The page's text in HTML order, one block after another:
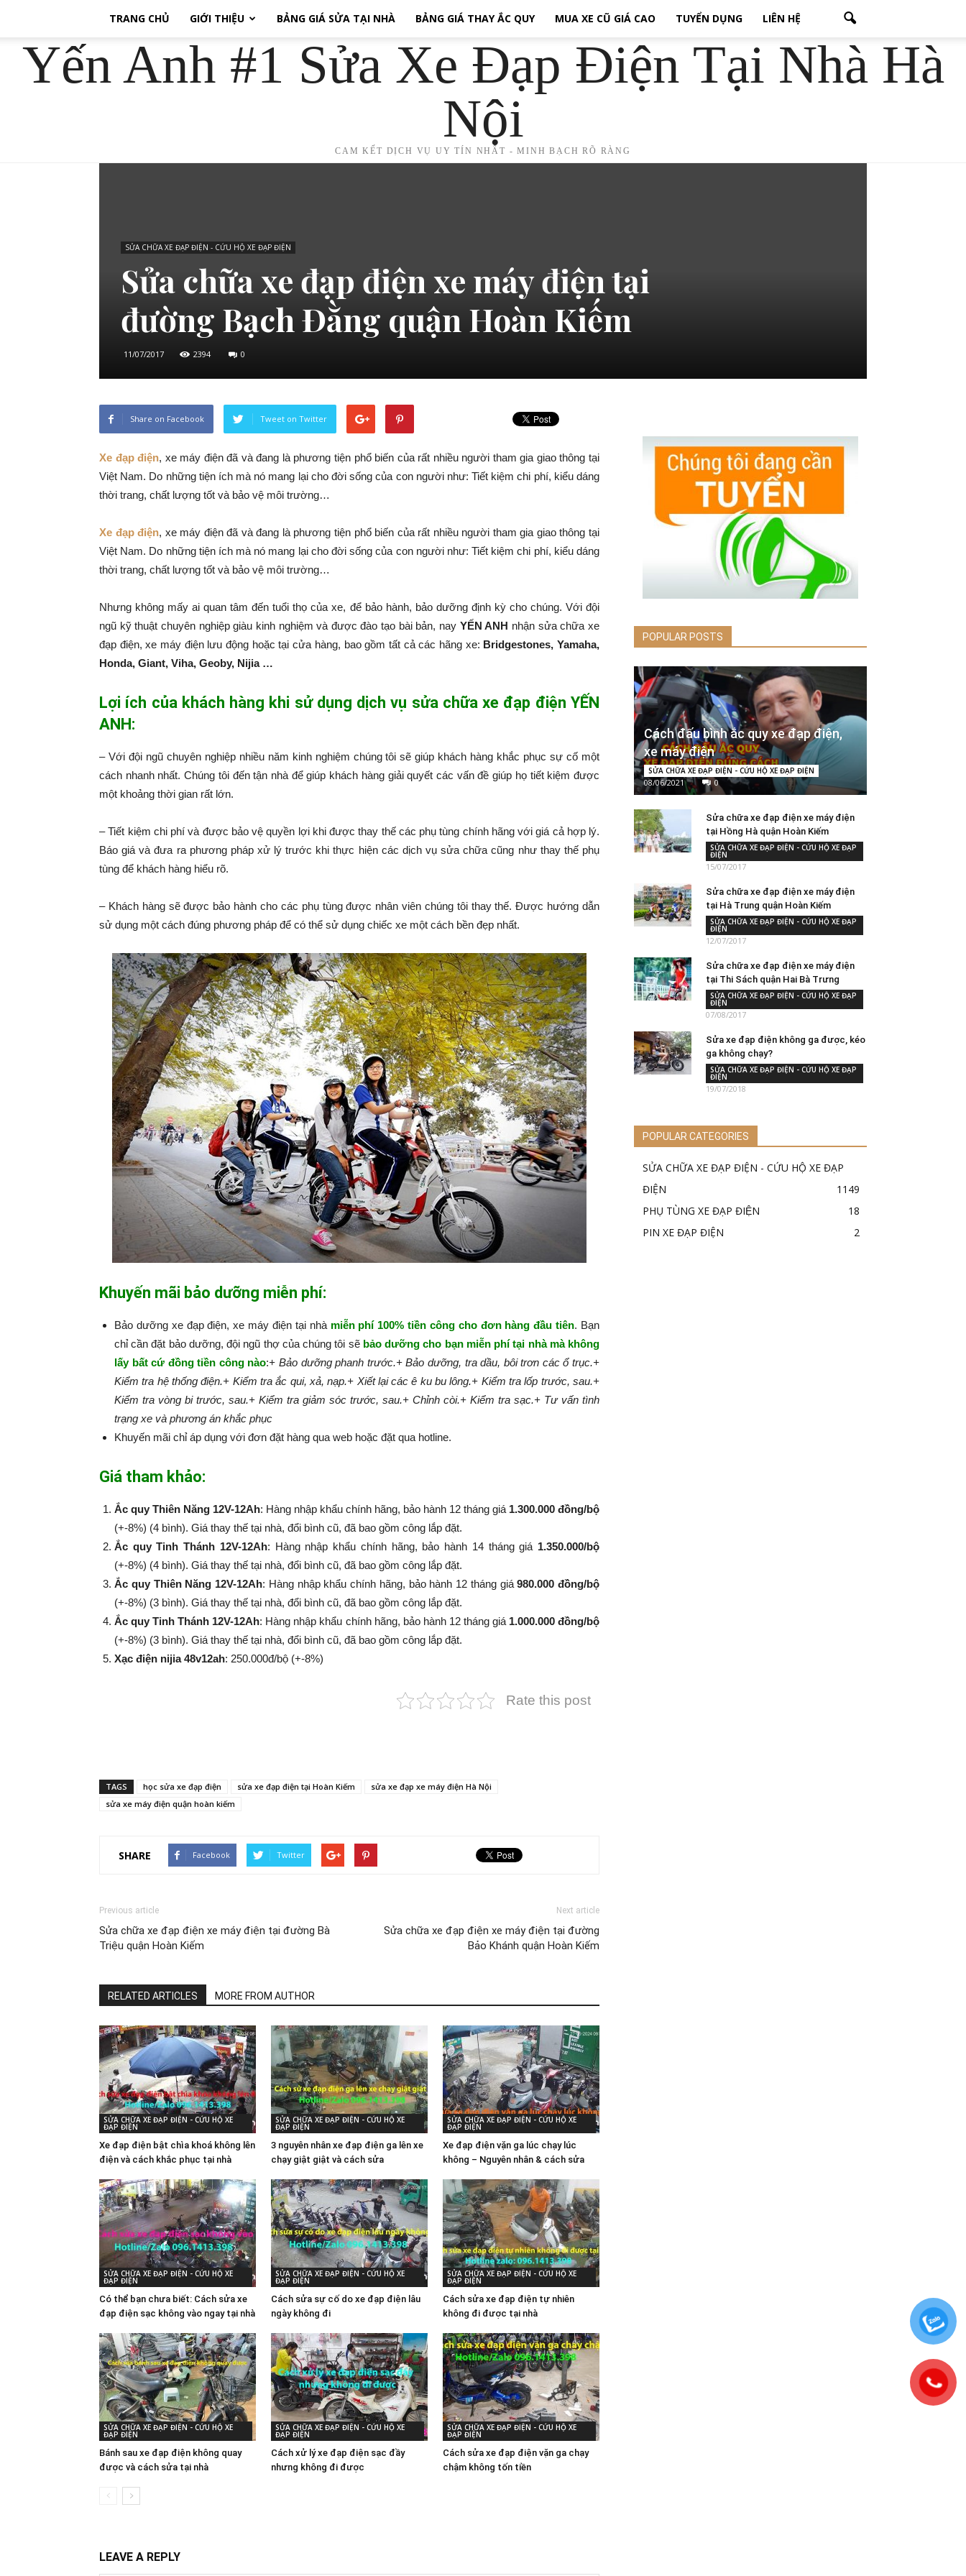
TRANG CHỦ GIỚI THIỆU BẢNG GIÁ SỬA TẠI NHÀ BẢNG GIÁ THAY ẮC QUY MUA XE CŨ GIÁ CAO TUYỂN DỤNG LIÊN HỆ
Yến Anh #1 Sửa Xe Đạp Điện Tại Nhà Hà
Nội
CAM KẾT DỊCH VỤ UY TÍN NHẤT - MINH BẠCH RÕ RÀNG
SỬA CHỮA XE ĐẠP ĐIỆN - CỨU HỘ XE ĐẠP ĐIỆN
Sửa chữa xe đạp điện xe máy điện tại
đường Bạch Đằng quận Hoàn Kiếm
11/07/2017 2394 0
Share on Facebook Tweet on Twitter
Xe đạp điện, xe máy điện đã và đang là phương tiện phổ biến của rất nhiều người tham gia giao thông tại
Việt Nam. Do những tiện ích mà nó mang lại cho đời sống của con người như: Tiết kiệm chi phí, kiểu dáng
thời trang, chất lượng tốt và bảo vệ môi trường…
Xe đạp điện, xe máy điện đã và đang là phương tiện phổ biến của rất nhiều người tham gia giao thông tại
Việt Nam. Do những tiện ích mà nó mang lại cho đời sống của con người như: Tiết kiệm chi phí, kiểu dáng
thời trang, chất lượng tốt và bảo vệ môi trường…
Nhưng không mấy ai quan tâm đến tuổi thọ của xe, để bảo hành, bảo dưỡng định kỳ cho chúng. Với đội
ngũ kỹ thuật chuyên nghiệp giàu kinh nghiệm và được đào tạo bài bản, nay YẾN ANH nhận sửa chữa xe
đạp điện, xe máy điện lưu động hoặc tại cửa hàng, bao gồm tất cả các hãng xe: Bridgestones, Yamaha,
Honda, Giant, Viha, Geoby, Nijia …
Lợi ích của khách hàng khi sử dụng dịch vụ sửa chữa xe đạp điện YẾN
ANH:
– Với đội ngũ chuyên nghiệp nhiều năm kinh nghiệm chúng tôi sẽ giúp khách hàng khắc phục sự cố một
cách nhanh nhất. Chúng tôi đến tận nhà để giúp khách hàng giải quyết các vấn đề giúp họ tiết kiệm được
một khoảng thời gian rất lớn.
– Tiết kiệm chi phí và được bảo vệ quyền lợi khi được thay thế các phụ tùng chính hãng với giá cả hợp lý.
Báo giá và đưa ra phương pháp xử lý trước khi thực hiện các dịch vụ sửa chữa cũng như thay thế phụ
tùng để khách hàng hiểu rõ.
– Khách hàng sẽ được bảo hành cho các phụ tùng được nhân viên chúng tôi thay thế. Được hướng dẫn
sử dụng một cách đúng phương pháp để có thể sử dụng chiếc xe một cách bền đẹp nhất.
Khuyến mãi bảo dưỡng miễn phí:
Bảo dưỡng xe đạp điện, xe máy điện tại nhà miễn phí 100% tiền công cho đơn hàng đầu tiên. Bạn
chỉ cần đặt bảo dưỡng, đội ngũ thợ của chúng tôi sẽ bảo dưỡng cho bạn miễn phí tại nhà mà không
lấy bất cứ đồng tiền công nào:​​​​​+ Bảo dưỡng phanh trước.+ Bảo dưỡng, tra dầu, bôi trơn các ổ trục.+
Kiểm tra hệ thống điện.+ Kiểm tra ắc qui, xả, nạp.+ Xiết lại các ê ku bu lông.+ Kiểm tra lốp trước, sau.+
Kiểm tra vòng bi trước, sau.+ Kiểm tra giảm sóc trước, sau.+ Chỉnh còi.+ Kiểm tra sạc.+ Tư vấn tình
trạng xe và phương án khắc phục
Khuyến mãi chỉ áp dụng với đơn đặt hàng qua web hoặc đặt qua hotline.
Giá tham khảo:
Ắc quy Thiên Năng 12V-12Ah: Hàng nhập khẩu chính hãng, bảo hành 12 tháng giá 1.300.000 đồng/bộ
(+-8%) (4 bình). Giá thay thế tại nhà, đổi bình cũ, đã bao gồm công lắp đặt.
Ắc quy Tinh Thánh 12V-12Ah: Hàng nhập khẩu chính hãng, bảo hành 14 tháng giá 1.350.000/bộ
(+-8%​​​​​​​) (4 bình). Giá thay thế tại nhà, đổi bình cũ, đã bao gồm công lắp đặt.
Ắc quy Thiên Năng 12V-12Ah: Hàng nhập khẩu chính hãng, bảo hành 12 tháng giá980.000 đồng/bộ
(+-8%​​​​​​​) (3 bình). Giá thay thế tại nhà, đổi bình cũ, đã bao gồm công lắp đặt.
Ắc quy Tinh Thánh 12V-12Ah: Hàng nhập khẩu chính hãng, bảo hành 12 tháng giá 1.000.000 đồng/bộ
(+-8%​​​​​​​) (3 bình). Giá thay thế tại nhà, đổi bình cũ, đã bao gồm công lắp đặt.
Xạc điện nijia 48v12ah: 250.000đ/bộ (+-8%​​​​​​​)
Rate this post
TAGS học sửa xe đạp điện sửa xe đạp điện tại Hoàn Kiếm
sửa xe đạp xe máy điện Hà Nội
sửa xe máy điện quận hoàn kiếm
SHARE Facebook Twitter
Previous article
Sửa chữa xe đạp điện xe máy điện tại đường Bà
Triệu quận Hoàn Kiếm
Next article
Sửa chữa xe đạp điện xe máy điện tại đường
Bảo Khánh quận Hoàn Kiếm
RELATED ARTICLES MORE FROM AUTHOR
SỬA CHỮA XE ĐẠP ĐIỆN - CỨU HỘ XE
ĐẠP ĐIỆN
Xe đạp điện bật chìa khoá không lên
điện và cách khắc phục tại nhà
SỬA CHỮA XE ĐẠP ĐIỆN - CỨU HỘ XE
ĐẠP ĐIỆN
3 nguyên nhân xe đạp điện ga lên xe
chạy giật giật và cách sửa
SỬA CHỮA XE ĐẠP ĐIỆN - CỨU HỘ XE
ĐẠP ĐIỆN
Xe đạp điện vặn ga lúc chạy lúc
không – Nguyên nhân & cách sửa
SỬA CHỮA XE ĐẠP ĐIỆN - CỨU HỘ XE
ĐẠP ĐIỆN
Có thể bạn chưa biết: Cách sửa xe
đạp điện sạc không vào ngay tại nhà
SỬA CHỮA XE ĐẠP ĐIỆN - CỨU HỘ XE
ĐẠP ĐIỆN
Cách sửa sự cố do xe đạp điện lâu
ngày không đi
SỬA CHỮA XE ĐẠP ĐIỆN - CỨU HỘ XE
ĐẠP ĐIỆN
Cách sửa xe đạp điện tự nhiên
không đi được tại nhà
SỬA CHỮA XE ĐẠP ĐIỆN - CỨU HỘ XE
ĐẠP ĐIỆN
Bánh sau xe đạp điện không quay
được và cách sửa tại nhà
SỬA CHỮA XE ĐẠP ĐIỆN - CỨU HỘ XE
ĐẠP ĐIỆN
Cách xử lý xe đạp điện sạc đầy
nhưng không đi được
SỬA CHỮA XE ĐẠP ĐIỆN - CỨU HỘ XE
ĐẠP ĐIỆN
Cách sửa xe đạp điện vặn ga chạy
chậm không tốn tiền
LEAVE A REPLY
POPULAR POSTS
Cách đấu bình ắc quy xe đạp điện,
xe máy điện
SỬA CHỮA XE ĐẠP ĐIỆN - CỨU HỘ XE ĐẠP ĐIỆN
08/06/2021 0
Sửa chữa xe đạp điện xe máy điện
tại Hồng Hà quận Hoàn Kiếm
SỬA CHỮA XE ĐẠP ĐIỆN - CỨU HỘ XE ĐẠP
ĐIỆN
15/07/2017
Sửa chữa xe đạp điện xe máy điện
tại Hà Trung quận Hoàn Kiếm
SỬA CHỮA XE ĐẠP ĐIỆN - CỨU HỘ XE ĐẠP
ĐIỆN
12/07/2017
Sửa chữa xe đạp điện xe máy điện
tại Thi Sách quận Hai Bà Trưng
SỬA CHỮA XE ĐẠP ĐIỆN - CỨU HỘ XE ĐẠP
ĐIỆN
07/08/2017
Sửa xe đạp điện không ga được, kéo
ga không chạy?
SỬA CHỮA XE ĐẠP ĐIỆN - CỨU HỘ XE ĐẠP
ĐIỆN
19/07/2018
POPULAR CATEGORIES
SỬA CHỮA XE ĐẠP ĐIỆN - CỨU HỘ XE ĐẠP
ĐIỆN
1149
PHỤ TÙNG XE ĐẠP ĐIỆN
18
PIN XE ĐẠP ĐIỆN
2